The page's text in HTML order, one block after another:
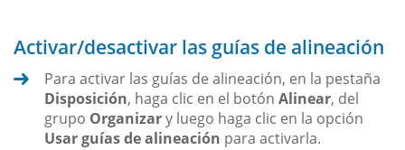
Activar/desactivar las guías de alineación
Para activar las guías de alineación, en la pestaña
Disposición, haga clic en el botón Alinear, del
grupo Organizary luego haga clic en la opción
Usar guías de alineación para activarla.